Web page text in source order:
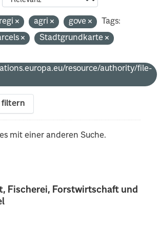
Fischerei, Forstwirtschaft und
regi agri gove
Tags:
Stadtgrundkarte
resource/authority/file-
filtern
mit einer anderen Suche.